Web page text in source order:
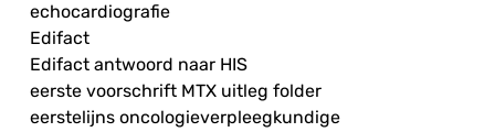
echocardiografie
Edifact
Edifact antwoord naar HIS
eerste voorschrift MTX uitleg folder
eerstelijns oncologieverpleegkundige